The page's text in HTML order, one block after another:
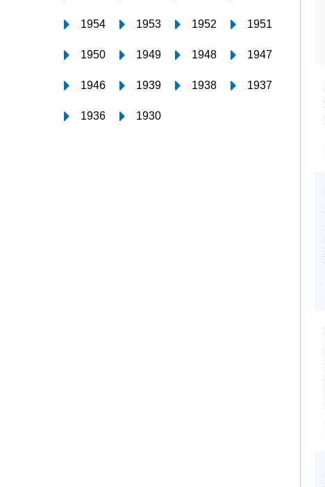
1954 1953 1952 1951
1950 1949 1948 1947
1946 1939 1938 1937
1936 1930